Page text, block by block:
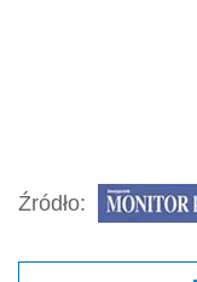
Źródło: